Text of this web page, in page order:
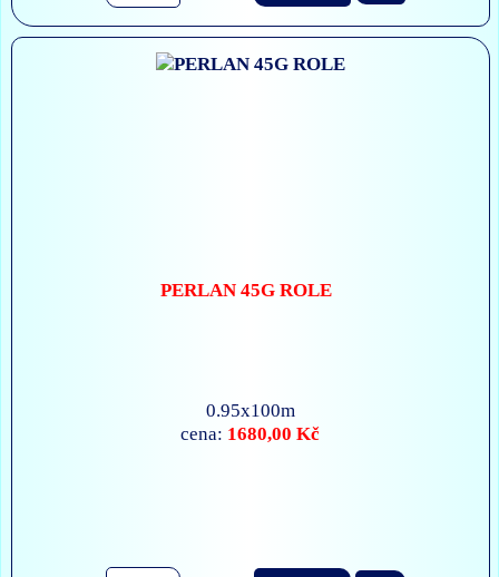
PERLAN 45G ROLE
0.95x100m
cena: 1680,00 Kč